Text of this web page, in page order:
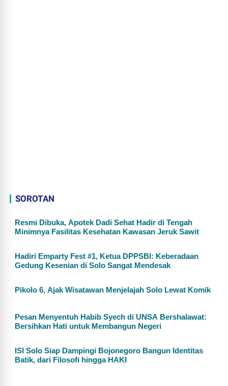
SOROTAN
Resmi Dibuka, Apotek Dadi Sehat Hadir di Tengah
Minimnya Fasilitas Kesehatan Kawasan Jeruk Sawit
Hadiri Emparty Fest #1, Ketua DPPSBI: Keberadaan
Gedung Kesenian di Solo Sangat Mendesak
Pikolo 6, Ajak Wisatawan Menjelajah Solo Lewat Komik
Pesan Menyentuh Habib Syech di UNSA Bershalawat:
Bersihkan Hati untuk Membangun Negeri
ISI Solo Siap Dampingi Bojonegoro Bangun Identitas
Batik, dari Filosofi hingga HAKI